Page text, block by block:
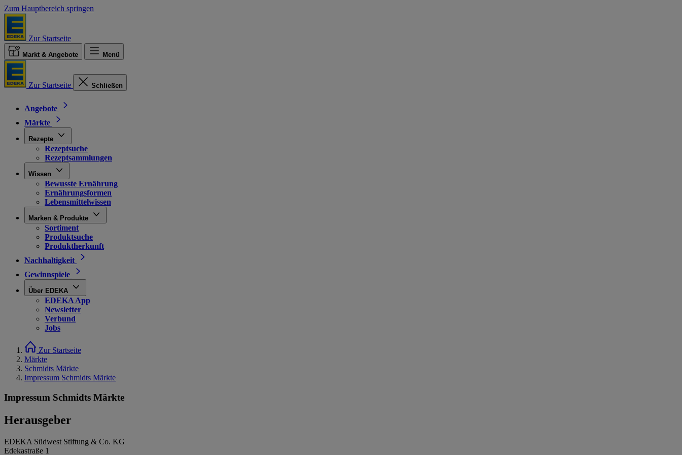
Zum Hauptbereich springen
Zur Startseite
Markt & Angebote Menü
Zur Startseite Schließen
Angebote
Märkte
Rezepte
Rezeptsuche
Rezeptsammlungen
Wissen
Bewusste Ernährung
Ernährungsformen
Lebensmittelwissen
Marken & Produkte
Sortiment
Produktsuche
Produktherkunft
Nachhaltigkeit
Gewinnspiele
Über EDEKA
EDEKA App
Newsletter
Verbund
Jobs
Zur Startseite
Märkte
Schmidts Märkte
Impressum Schmidts Märkte
Impressum Schmidts Märkte
Herausgeber
EDEKA Südwest Stiftung & Co. KG
Edekastraße 1